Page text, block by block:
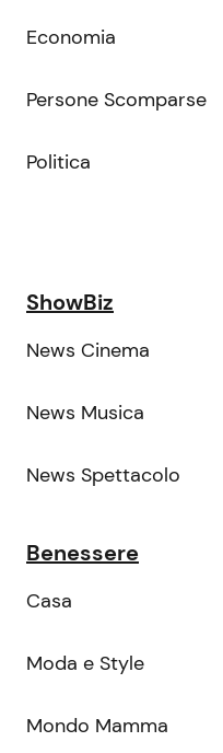
Economia
Persone Scomparse
Politica
ShowBiz
News Cinema
News Musica
News Spettacolo
Benessere
Casa
Moda e Style
Mondo Mamma